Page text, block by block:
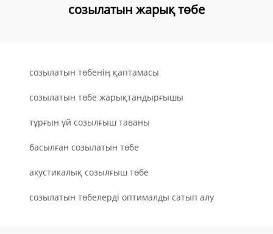
созылатын жарық төбе
созылатын төбенің қаптамасы
созылатын төбе жарықтандырғышы
тұрғын үй созылғыш таваны
басылған созылатын төбе
акустикалық созылғыш төбе
созылатын төбелерді оптималды сатып алу